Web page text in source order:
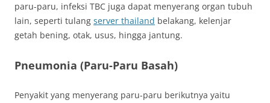
paru-paru, infeksi TBC juga dapat menyerang organ tubuh
lain, seperti tulang server thailand belakang, kelenjar
getah bening, otak, usus, hingga jantung.
Pneumonia (Paru-Paru Basah)
Penyakit yang menyerang paru-paru berikutnya yaitu